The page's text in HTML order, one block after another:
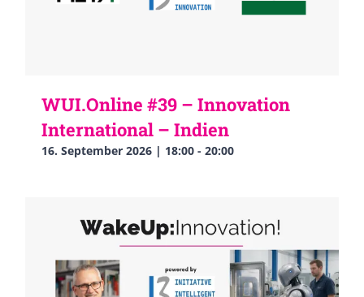
WUI.Online #39 – Innovation
International – Indien
16. September 2026 | 18:00 - 20:00